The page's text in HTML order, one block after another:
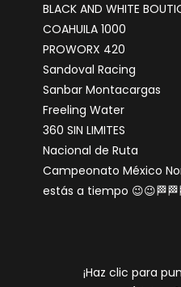
BLACK AND WHITE
COAHUILA 1000
PROWORX 420
Sandoval Racing
Sanbar Montacargas
Freeling Water
360 SIN LIMITES
Nacional de Ruta
Campeonato México
estás a tiempo
¡Haz clic para